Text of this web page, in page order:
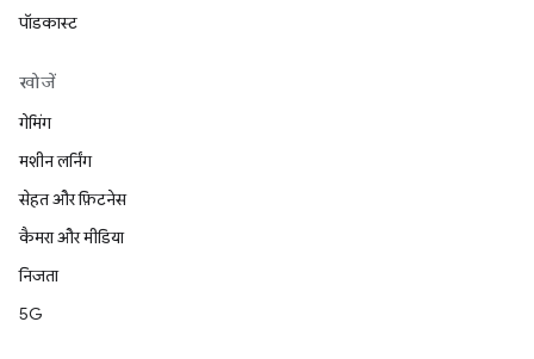
पॉडकास्ट
खोजें
गेमिंग
मशीन लर्निंग
सेहत और फ़िटनेस
कैमरा और मीडिया
निजता
5G